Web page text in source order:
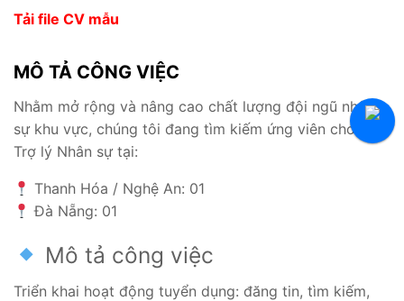
Quy Trình Tuyển Dụng
Chính Sách Lao Động
Tuyển Thực Tập Sinh
Hỏi Đáp Tuyển Dụng
Tải file CV mẫu
MÔ TẢ CÔNG VIỆC
Nhằm mở rộng và nâng cao chất lượng đội ngũ nhân
sự khu vực, chúng tôi đang tìm kiếm ứng viên cho vị trí
Trợ lý Nhân sự tại:
Thanh Hóa / Nghệ An: 01
Đà Nẵng: 01
Mô tả công việc
Triển khai hoạt động tuyển dụng: đăng tin, tìm kiếm,